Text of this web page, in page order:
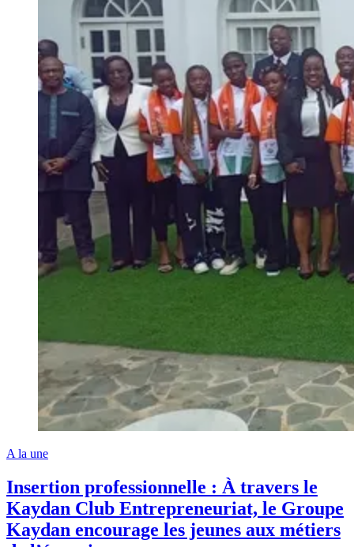
A la une
Insertion professionnelle : À travers le
Kaydan Club Entrepreneuriat, le Groupe
Kaydan encourage les jeunes aux métiers